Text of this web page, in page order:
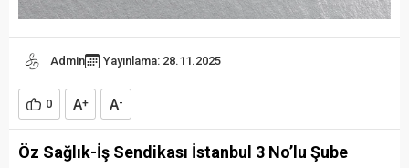
Admin Yayınlama: 28.11.2025
0 A+ A-
Öz Sağlık-İş Sendikası İstanbul 3 No’lu Şube